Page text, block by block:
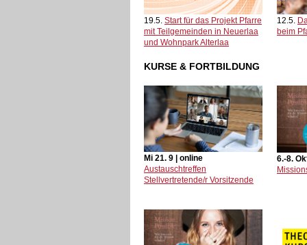
19.5. Start für das Projekt Pfarre
mit Teilgemeinden in Neuerlaa
und Wohnpark Alterlaa
12.5.
beim
KURSE & FORTBILDUNG
Mi 21. 9 | online
Austauschtreffen
Stellvertretende/r Vorsitzende
6.-8.